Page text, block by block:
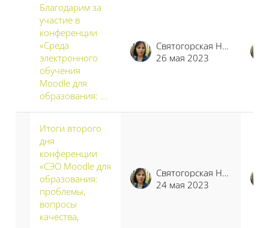
Благодарим за
участие в
конференции
«Среда
электронного
обучения
Moodle для
образования: ...
Святогорская Наталья Владимировна
26 мая 2023
Итоги второго
дня
конференции
«СЭО Moodle для
образования:
проблемы,
вопросы
качества,
Святогорская Наталья Владимировна
24 мая 2023